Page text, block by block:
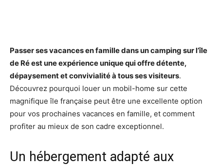
Passer ses vacances en famille dans un camping sur l’île
de Ré est une expérience unique qui offre détente,
dépaysement et convivialité à tous ses visiteurs.
Découvrez pourquoi louer un mobil-home sur cette
magnifique île française peut être une excellente option
pour vos prochaines vacances en famille, et comment
profiter au mieux de son cadre exceptionnel.
Un hébergement adapté aux